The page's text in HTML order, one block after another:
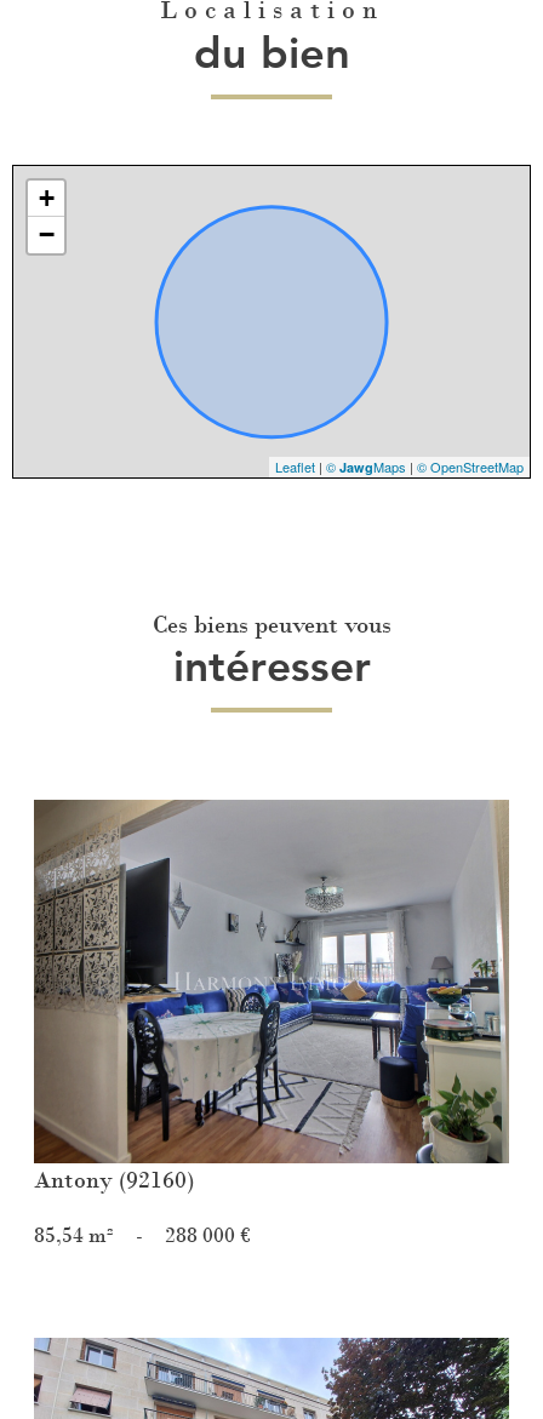
Localisation
du bien
+
−
Leaflet | © JawgMaps | © OpenStreetMap
Ces biens peuvent vous
intéresser
Voir le bien
Antony (92160)
85,54 m² - 288 000 €